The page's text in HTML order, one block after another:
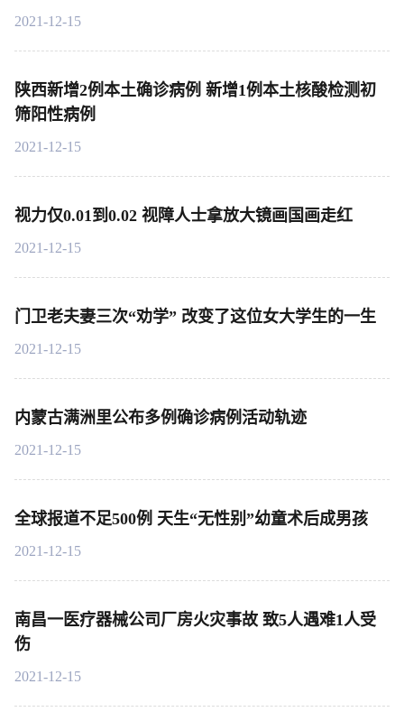
2021-12-15
陕西新增2例本土确诊病例 新增1例本土核酸检测初
筛阳性病例
2021-12-15
视力仅0.01到0.02 视障人士拿放大镜画国画走红
2021-12-15
门卫老夫妻三次“劝学” 改变了这位女大学生的一生
2021-12-15
内蒙古满洲里公布多例确诊病例活动轨迹
2021-12-15
全球报道不足500例 天生“无性别”幼童术后成男孩
2021-12-15
南昌一医疗器械公司厂房火灾事故 致5人遇难1人受
伤
2021-12-15